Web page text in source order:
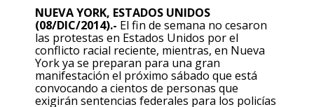
NUEVA YORK, ESTADOS UNIDOS
(08/DIC/2014).- El fin de semana no cesaron
las protestas en Estados Unidos por el
conflicto racial reciente, mientras, en Nueva
York ya se preparan para una gran
manifestación el próximo sábado que está
convocando a cientos de personas que
exigirán sentencias federales para los policías